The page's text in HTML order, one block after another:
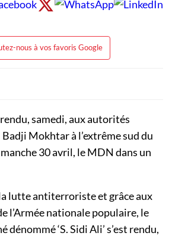
nous à vos favoris Google
samedi, aux autorités
Mokhtar à l’extrême sud du
30 avril, le MDN dans un
lutte antiterroriste et grâce aux
l’Armée nationale populaire, le
‘S. Sidi Ali’ s’est rendu,